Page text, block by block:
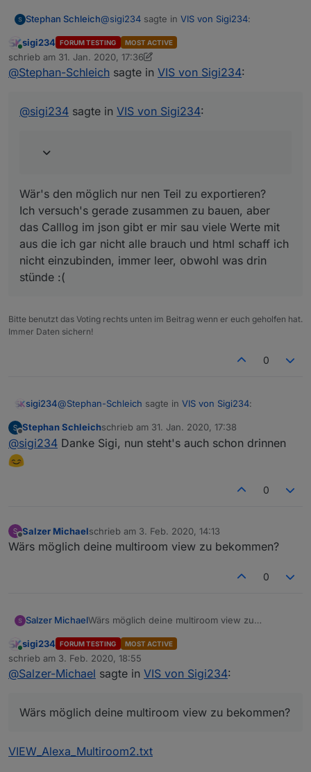
Stephan Schleich@sigi234 sagte in VIS von Sigi234:
@ Stephan-Schleich
Sigi234 :
Ich hätte noch Interesse an deiner
Fritzbox Call View, und deiner
Fritzbox Call View:
Zu viele persönliche Daten drinnen.
Wär's den möglich nur nen Teil zu
Ich versuch's gerade zusammen zu bauen,
aber das Calllog im json gibt er mir sau viele
Online
sigi234 FORUM TESTING MOST ACTIVE
schrieb am 31. Jan. 2020, 17:36
zuletzt editiert von sigi234
@Stephan-Schleich sagte in VIS von Sigi234:
@sigi234 sagte in VIS von Sigi234:
Wär's den möglich nur nen Teil zu exportieren?
Ich versuch's gerade zusammen zu bauen, aber
das Calllog im json gibt er mir sau viele Werte mit
aus die ich gar nicht alle brauch und html schaff ich
nicht einzubinden, immer leer, obwohl was drin
stünde :(
Bitte benutzt das Voting rechts unten im Beitrag wenn er euch geholfen hat.
Immer Daten sichern!
0
sigi234@Stephan-Schleich sagte in VIS von Sigi234:
@sigi234sagte inVIS von Sigi234:
Fritzbox Call View, und deiner
Navigationsleiste Links am Rand welche
ich hin und wieder auf paar anderen
Zu viele persönliche Daten drinnen.
Wär's den möglich nur nen Teil zu exportieren?
Ich versuch's gerade zusammen zu bauen, aber
das Calllog im json gibt er mir sau viele Werte mit
drin stünde :(
Offline
Stephan Schleichschrieb am 31. Jan. 2020, 17:38
zuletzt editiert von
@sigi234 Danke Sigi, nun steht's auch schon drinnen
0
Offline
Salzer Michaelschrieb am 3. Feb. 2020, 14:13
zuletzt editiert von
Wärs möglich deine multiroom view zu bekommen?
0
Salzer MichaelWärs möglich deine multiroom view zu
Online
sigi234 FORUM TESTING MOST ACTIVE
schrieb am 3. Feb. 2020, 18:55
zuletzt editiert von
@Salzer-Michael sagte in VIS von Sigi234:
Wärs möglich deine multiroom view zu bekommen?
VIEW_Alexa_Multiroom2.txt